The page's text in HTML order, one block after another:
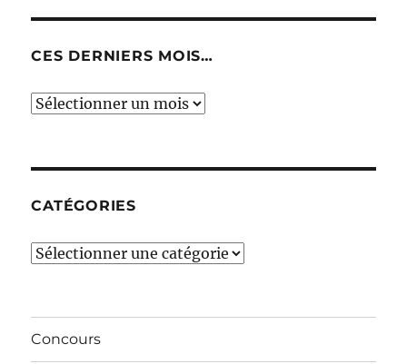
CES DERNIERS MOIS…
Ces
CATÉGORIES
Catégories
Concours